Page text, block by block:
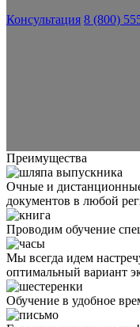
Консультация 8 (800)
Преимущества
Очные и
документов в любой
Проводим обучение
Мы всегда идем
оптимальный вариант
Обучение в удобное